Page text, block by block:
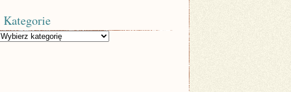
Kategorie
Kategorie